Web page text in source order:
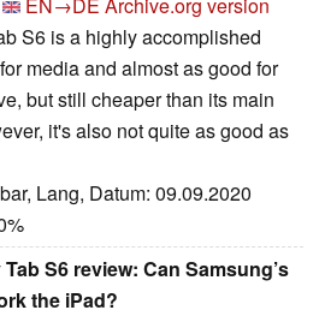
EN→DE Archive.org version
S6 is a highly accomplished
media and almost as good for
but still cheaper than its main
it's also not quite as good as
Lang, Datum: 09.09.2020
S6 review: Can Samsung’s
the iPad?